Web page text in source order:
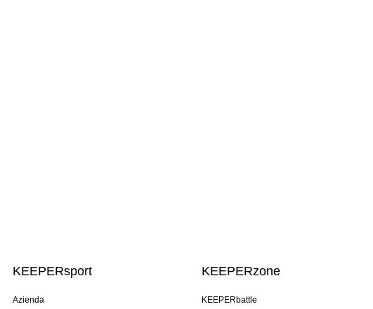
KEEPERsport
Azienda
KEEPERzone
KEEPERbattle